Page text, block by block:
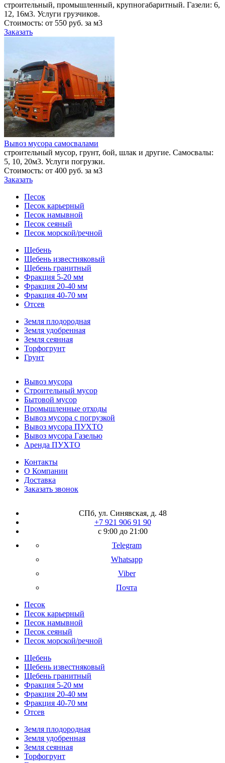
строительный, промышленный, крупногабаритный. Газели: 6,
12, 16м3. Услуги грузчиков.
Стоимость: от 550 руб. за м3
Заказать
Вывоз мусора самосвалами
строительный мусор, грунт, бой, шлак и другие. Самосвалы:
5, 10, 20м3. Услуги погрузки.
Стоимость: от 400 руб. за м3
Заказать
Песок
Песок карьерный
Песок намывной
Песок сеяный
Песок морской/речной
Щебень
Щебень известняковый
Щебень гранитный
Фракция 5-20 мм
Фракция 20-40 мм
Фракция 40-70 мм
Отсев
Земля плодородная
Земля удобренная
Земля сеянная
Торфогрунт
Грунт
Вывоз мусора
Строительный мусор
Бытовой мусор
Промышленные отходы
Вывоз мусора с погрузкой
Вывоз мусора ПУХТО
Вывоз мусора Газелью
Аренда ПУХТО
Контакты
О Компании
Доставка
Заказать звонок
СПб, ул. Синявская, д. 48
+7 921 906 91 90
с 9:00 до 21:00
Telegram
Whatsapp
Viber
Почта
Песок
Песок карьерный
Песок намывной
Песок сеяный
Песок морской/речной
Щебень
Щебень известняковый
Щебень гранитный
Фракция 5-20 мм
Фракция 20-40 мм
Фракция 40-70 мм
Отсев
Земля плодородная
Земля удобренная
Земля сеянная
Торфогрунт